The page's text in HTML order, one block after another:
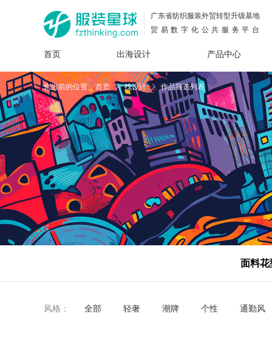
广东省纺织服装外贸转型升级基地
贸易数字化公共服务平台
首页 出海设计
面料
花型
图案
插画
图案
服装
设计
产品中心
女装
内衣
男装
运动
服
童装
牛仔
服装
您当前的位置: 首页 找设计 作品筛选列表
面料花
风格： 全部 轻奢 潮牌 个性 通勤风